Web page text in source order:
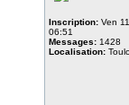
Inscription: Ven
06:51
Messages: 1428
Localisation: